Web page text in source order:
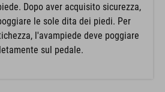
Dopo aver acquisito sicurezza,
le sole dita dei piedi. Per
l'avampiede deve poggiare
sul pedale.